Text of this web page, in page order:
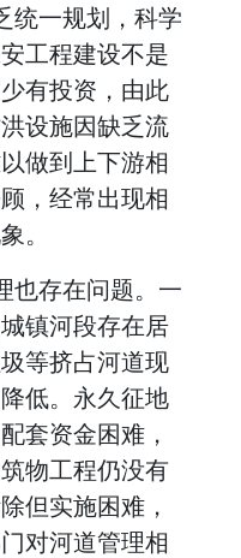
统一规划，科学
工程建设不是
有投资，由此
设施因缺乏流
做到上下游相
，经常出现相
。
也存在问题。一
镇河段存在居
等挤占河道现
低。永久征地
套资金困难，
物工程仍没有
但实施困难，
对河道管理相